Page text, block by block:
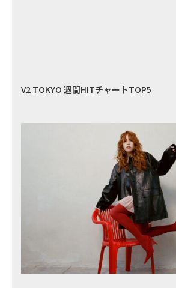
V2 TOKYO 週間HITチャートTOP5